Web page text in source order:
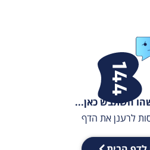
השתבש כאן...
לרענן את הדף